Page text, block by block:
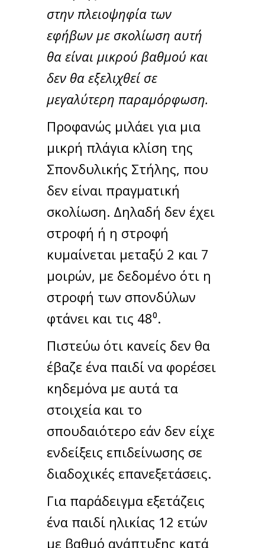
στην πλειοψηφία των
εφήβων με σκολίωση αυτή
θα είναι μικρού βαθμού και
δεν θα εξελιχθεί σε
μεγαλύτερη παραμόρφωση.
Προφανώς μιλάει για μια
μικρή πλάγια κλίση της
Σπονδυλικής Στήλης, που
δεν είναι πραγματική
σκολίωση. Δηλαδή δεν έχει
στροφή ή η στροφή
κυμαίνεται μεταξύ 2 και 7
μοιρών, με δεδομένο ότι η
στροφή των σπονδύλων
φτάνει και τις 48⁰.
Πιστεύω ότι κανείς δεν θα
έβαζε ένα παιδί να φορέσει
κηδεμόνα με αυτά τα
στοιχεία και το
σπουδαιότερο εάν δεν είχε
ενδείξεις επιδείνωσης σε
διαδοχικές επανεξετάσεις.
Για παράδειγμα εξετάζεις
ένα παιδί ηλικίας 12 ετών
με βαθμό ανάπτυξης κατά